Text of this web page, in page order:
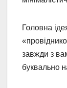
Головна
завжди з
буквально